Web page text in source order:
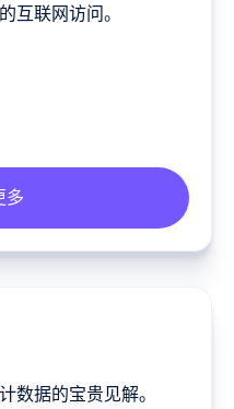
互联网访问。
多
数据的宝贵见解。